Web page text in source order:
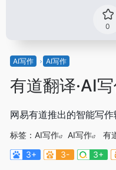
0
AI写作 AI写作
有道翻译·AI
网易有道推出的智能写
标签： AI写作 AI写作 有
3+
3- 3+